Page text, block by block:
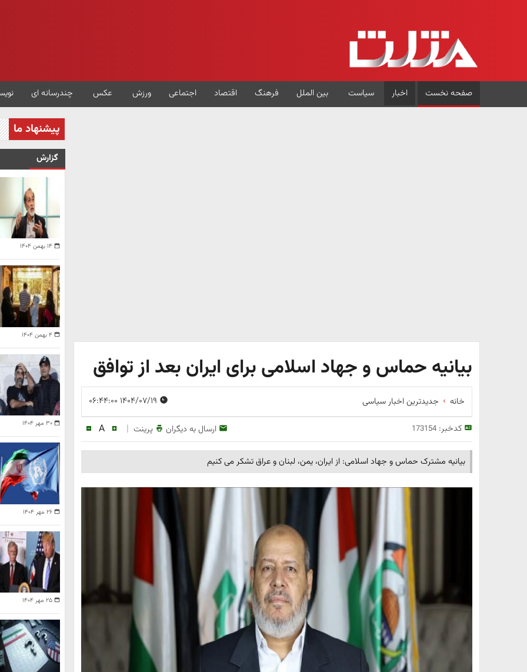
صفحه نخست اخبار سیاست بین الملل فرهنگ اقتصاد اجتماعی ورزش عکس چندرسانه ای
بیانیه حماس و جهاد اسلامی برای ایران بعد از توافق
خانه جدیدترین اخبار سیاسی
کدخبر:173154 ارسال به دیگران پرینت |
A
بیانیه مشترک حماس و جهاد اسلامی: از ایران، یمن، لبنان و عراق تشکر می کنیم
پیشنهاد ما
گزارش
۱۴ بهمن ۱۴۰۴
۴ بهمن ۱۴۰۴
۳۰ مهر ۱۴۰۴
۲۶ مهر ۱۴۰۴
۲۵ مهر ۱۴۰۴